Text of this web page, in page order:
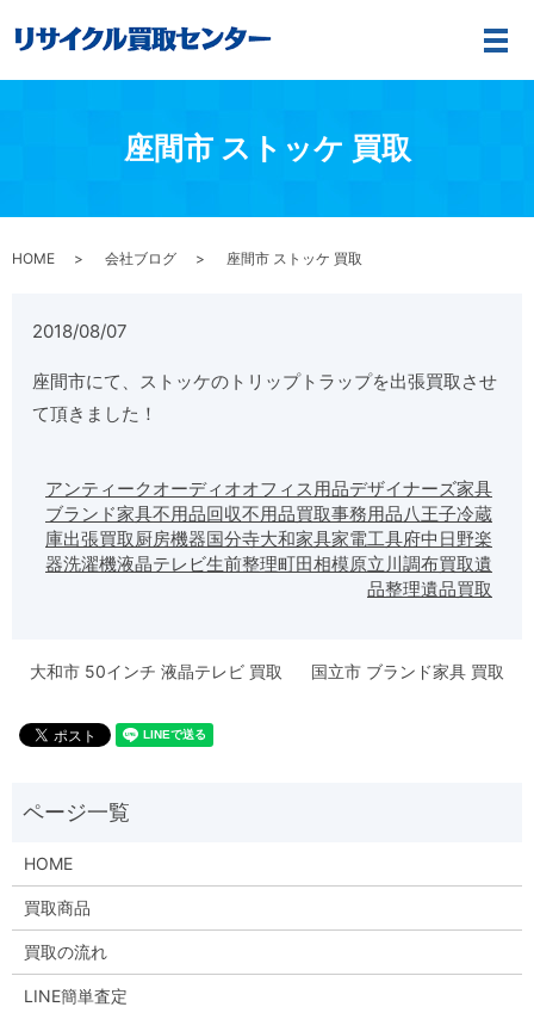
メ
座間市 ストッケ 買取
HOME 会社ブログ 座間市 ストッケ 買取
2018/08/07
座間市にて、ストッケのトリップトラップを出張買取させ
て頂きました！
アンティークオーディオオフィス用品デザイナーズ家具
ブランド家具不用品回収不用品買取事務用品八王子冷蔵
庫出張買取 厨房機器国分寺大和家具家電工具府中 日野楽
器洗濯機液晶テレビ生前整理町田相模原立川調布買取遺
品整理遺品買取
大和市 50インチ 液晶テレビ 買取 国立市 ブランド家具 買取
HOME
買取商品
買取の流れ
LINE簡単査定